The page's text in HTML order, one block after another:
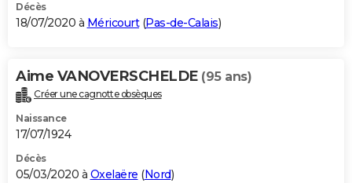
Décès
18/07/2020 à Méricourt(Pas-de-Calais)
Aime VANOVERSCHELDE (95 ans)
Créer une cagnotte obsèques
Naissance
17/07/1924
Décès
05/03/2020 à Oxelaëre (Nord)